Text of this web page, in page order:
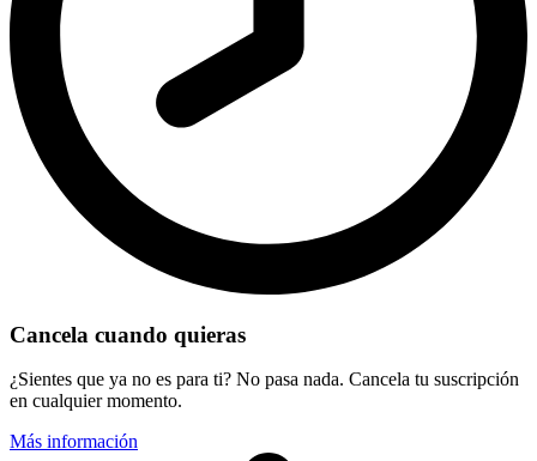
Cancela cuando quieras
¿Sientes que ya no es para ti? No pasa nada. Cancela tu suscripción
en cualquier momento.
Más información